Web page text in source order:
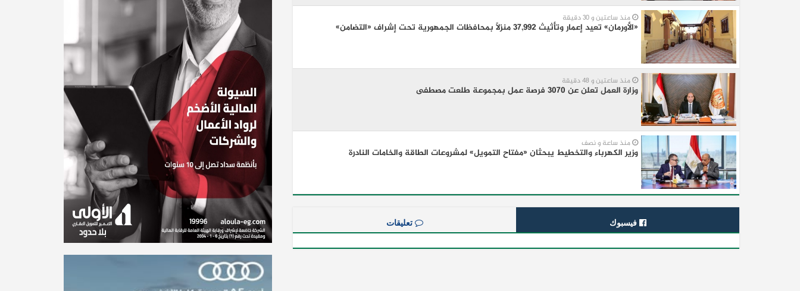
منذ ساعتين و 30 دقيقة
«الأورمان» تعيد إعمار وتأثيث 37,992 منزلًا بمحافظات الجمهورية تحت إشراف «التضامن»
منذ ساعتين و 48 دقيقة
وزارة العمل تعلن عن 3070 فرصة عمل بمجموعة طلعت مصطفى
منذ ساعة و نصف
وزير الكهرباء والتخطيط يبحثان «مفتاح التمويل» لمشروعات الطاقة والخامات النادرة
فيسبوك تعليقات